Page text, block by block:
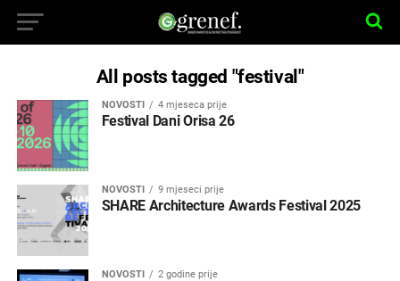
All posts tagged "festival"
NOVOSTI 4 mjeseca prije
Festival Dani Orisa 26
NOVOSTI 9 mjeseci prije
SHARE Architecture Awards Festival 2025
NOVOSTI 2 godine prije